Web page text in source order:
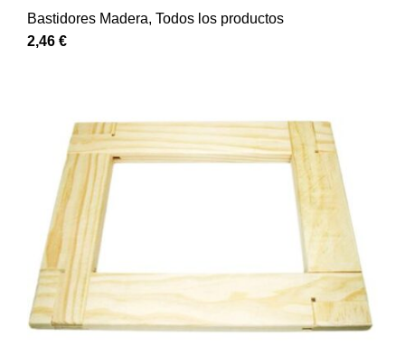
Bastidores Madera, Todos los productos
2,46 €